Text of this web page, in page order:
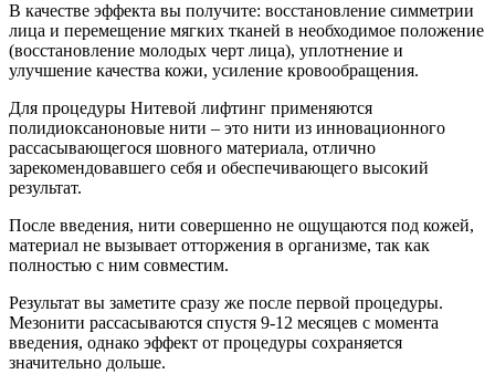
В качестве эффекта вы получите: восстановление симметрии
лица и перемещение мягких тканей в необходимое положение
(восстановление молодых черт лица), уплотнение и
улучшение качества кожи, усиление кровообращения.
Для процедуры Нитевой лифтинг применяются
полидиоксаноновые нити – это нити из инновационного
рассасывающегося шовного материала, отлично
зарекомендовавшего себя и обеспечивающего высокий
результат.
После введения, нити совершенно не ощущаются под кожей,
материал не вызывает отторжения в организме, так как
полностью с ним совместим.
Результат вы заметите сразу же после первой процедуры.
Мезонити рассасываются спустя 9-12 месяцев с момента
введения, однако эффект от процедуры сохраняется
значительно дольше.